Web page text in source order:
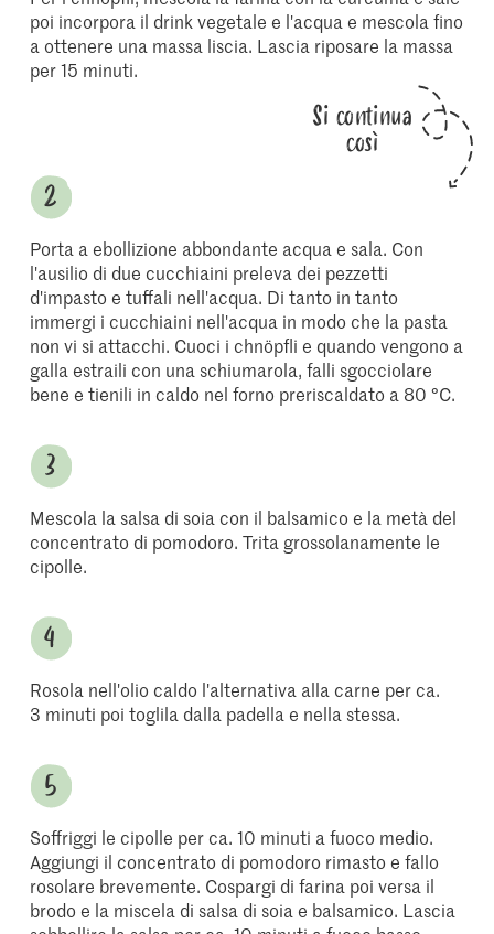
poi incorpora il drink vegetale e l'acqua e mescola fino
a ottenere una massa liscia. Lascia riposare la massa
per 15 minuti.
Si continua
così
Porta a ebollizione abbondante acqua e sala. Con
l'ausilio di due cucchiaini preleva dei pezzetti
d'impasto e tuffali nell'acqua. Di tanto in tanto
immergi i cucchiaini nell'acqua in modo che la pasta
non vi si attacchi. Cuoci i chnöpfli e quando vengono a
galla estraili con una schiumarola, falli sgocciolare
bene e tienili in caldo nel forno preriscaldato a 80 °C.
Mescola la salsa di soia con il balsamico e la metà del
concentrato di pomodoro. Trita grossolanamente le
cipolle.
Rosola nell'olio caldo l'alternativa alla carne per ca.
3 minuti poi toglila dalla padella e nella stessa.
Soffriggi le cipolle per ca. 10 minuti a fuoco medio.
Aggiungi il concentrato di pomodoro rimasto e fallo
rosolare brevemente. Cospargi di farina poi versa il
brodo e la miscela di salsa di soia e balsamico. Lascia